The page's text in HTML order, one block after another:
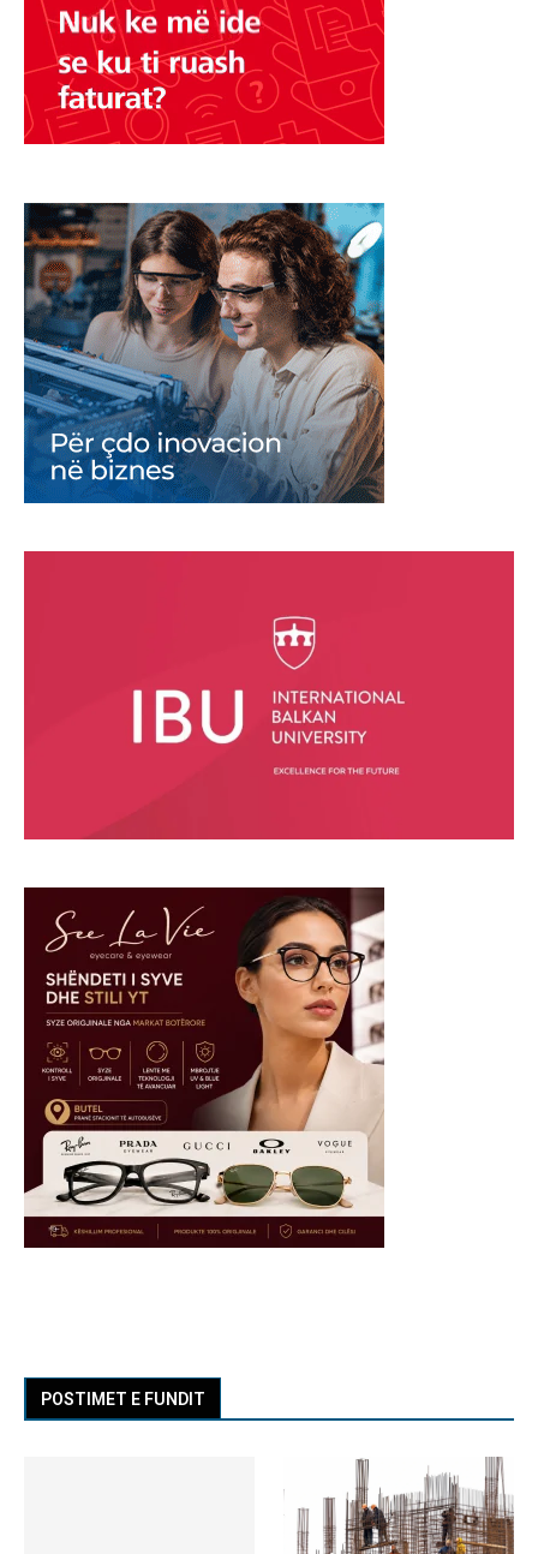
POSTIMET E FUNDIT